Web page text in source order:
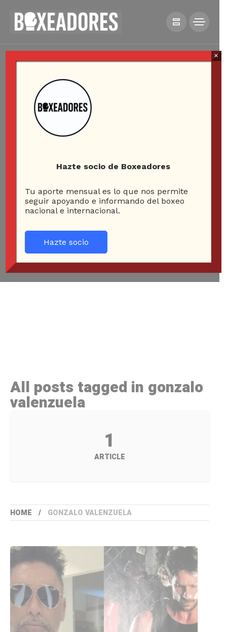
All posts tagged in gonzalo
valenzuela
1
ARTICLE
HOME GONZALO VALENZUELA
Hazte socio de Boxeadores
Tu aporte mensual es lo que nos permite
seguir apoyando e informando del boxeo
nacional e internacional.
Hazte socio
×